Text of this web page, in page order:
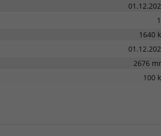
1640
2676
100